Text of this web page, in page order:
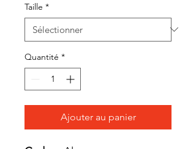
Taille *
Quantité *
Ajouter au panier